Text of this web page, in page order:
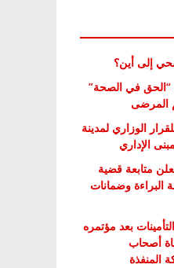
إلى أين؟
“الحق في الصحة”
المرضى
الوزاري لمدينة
الإداري
متابعة قضية
البراءة وضمانات
بعد مؤتمره
أصحاب
المنفذة